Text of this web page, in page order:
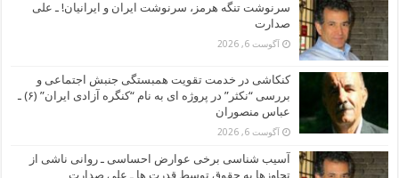
سرنوشت تنگه هرمز، سرنوشت ایران و ایرانیان! ـ علی
صدارت
آگوست 6, 2026
کنکاشی در خدمت تقویت همبستگی جنبش اجتماعی و
بررسی “نکثر” در پروژه ای به نام “کنگره آزادی ایران” (۶) ـ
عباس منصوران
آگوست 6, 2026
آسیب شناسی برخی عوارض احساسی ـ روانی ناشی از
تجاوزها به حقوق توسط قدرت ها ـ علی صدارت